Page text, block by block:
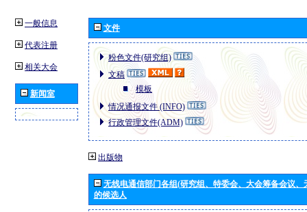
一般信息
代表注册
相关大会
新闻室
文件
粉色文件(研究组)
文稿
模板
情况通报文件 (INFO)
行政管理文件(ADM)
出版物
无线电通信部门各组(研究组、特委会、大会筹备会议
的候选人